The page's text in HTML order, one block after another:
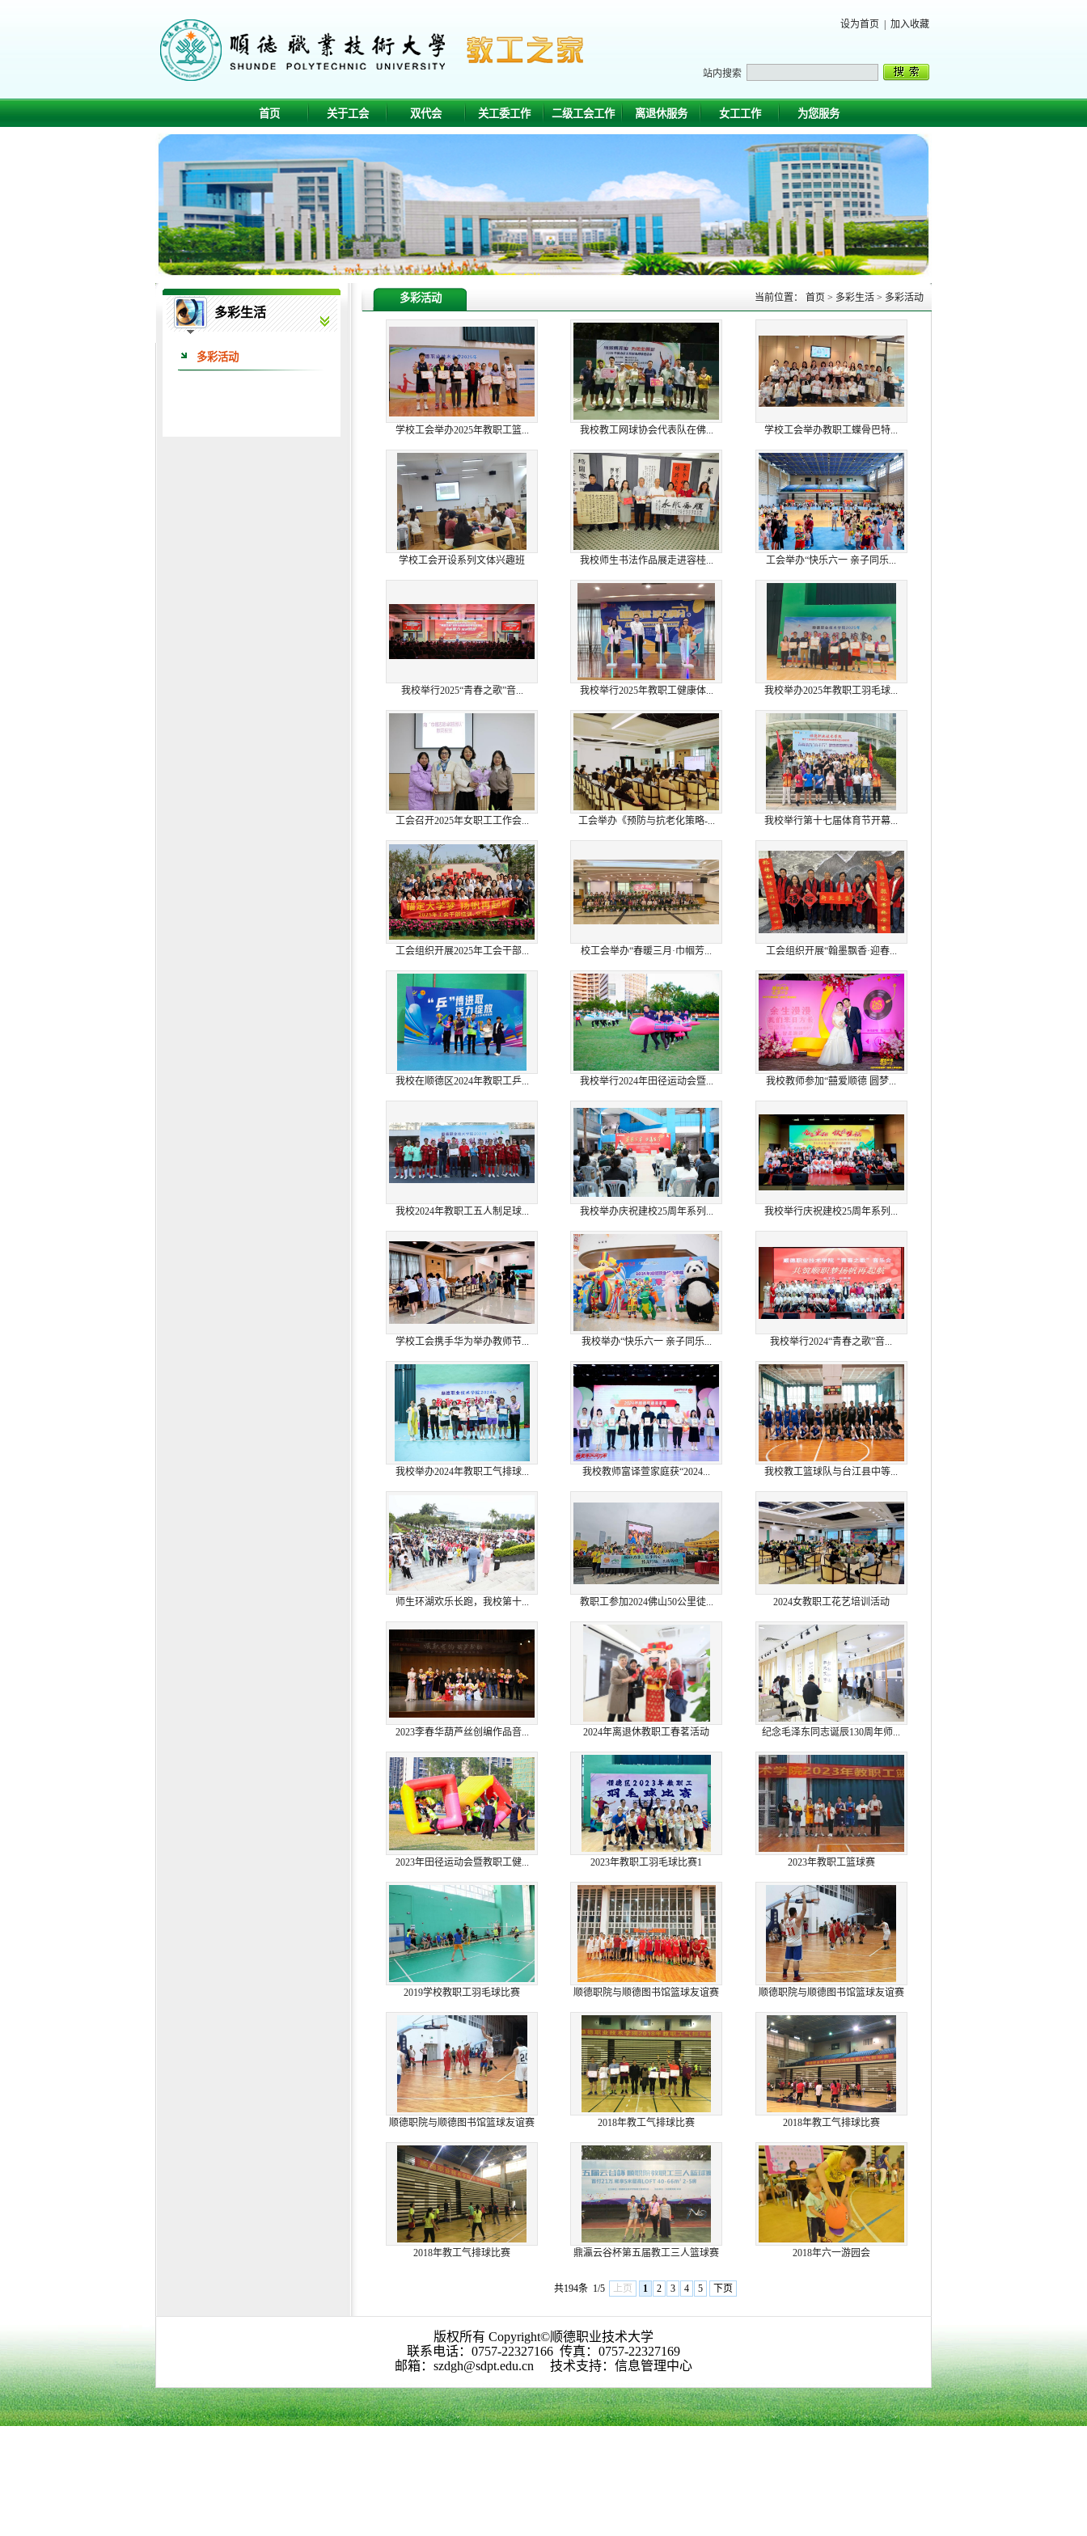
设为首页 加入收藏
站内搜索
首页 关于工会 双代会 关工委工作 二级工会工作 离退休服务 女工工作 为您服务
多彩生活
多彩活动
多彩活动 当前位置： 首页 > 多彩生活 > 多彩活动
学校工会举办2025年教职工篮... 我校教工网球协会代表队在佛... 学校工会举办教职工蝶骨巴特...
学校工会开设系列文体兴趣班 我校师生书法作品展走进容桂... 工会举办“快乐六一 亲子同乐...
我校举行2025“青春之歌”音... 我校举行2025年教职工健康体... 我校举办2025年教职工羽毛球...
工会召开2025年女职工工作会... 工会举办《预防与抗老化策略-... 我校举行第十七届体育节开幕...
工会组织开展2025年工会干部... 校工会举办“春暖三月·巾帼芳... 工会组织开展“翰墨飘香·迎春...
我校在顺德区2024年教职工乒... 我校举行2024年田径运动会暨... 我校教师参加“囍爱顺德 圆梦...
我校2024年教职工五人制足球... 我校举办庆祝建校25周年系列... 我校举行庆祝建校25周年系列...
学校工会携手华为举办教师节... 我校举办“快乐六一 亲子同乐... 我校举行2024“青春之歌”音...
我校举办2024年教职工气排球... 我校教师富译萱家庭获“2024... 我校教工篮球队与台江县中等...
师生环湖欢乐长跑，我校第十... 教职工参加2024佛山50公里徒... 2024女教职工花艺培训活动
2023李春华葫芦丝创编作品音... 2024年离退休教职工春茗活动 纪念毛泽东同志诞辰130周年师...
2023年田径运动会暨教职工健... 2023年教职工羽毛球比赛1 2023年教职工篮球赛
2019学校教职工羽毛球比赛 顺德职院与顺德图书馆篮球友谊赛 顺德职院与顺德图书馆篮球友谊赛
顺德职院与顺德图书馆篮球友谊赛 2018年教工气排球比赛 2018年教工气排球比赛
2018年教工气排球比赛 鼎瀛云谷杯第五届教工三人篮球赛 2018年六一游园会
共194条 1/5 上页 1 2 3 4 5 下页
版权所有 Copyright©顺德职业技术大学
联系电话：0757-22327166 传真：0757-22327169
邮箱：szdgh@sdpt.edu.cn 技术支持：信息管理中心